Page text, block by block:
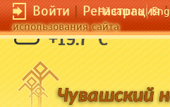
Войти|Регистрация
использования сайта
Чӑвашла
+19.7 °C